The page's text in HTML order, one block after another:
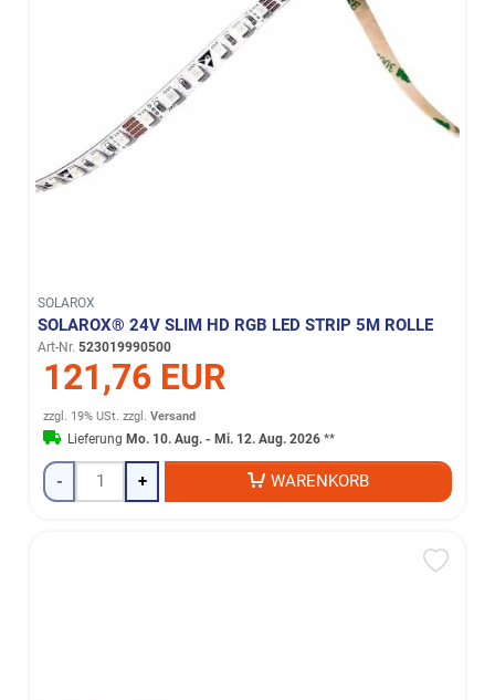
SOLAROX
SOLAROX® 24V SLIM HD RGB LED STRIP 5M ROLLE
Art-Nr. 523019990500
121,76 EUR
zzgl. 19% USt. zzgl.Versand
Lieferung Mo. 10. Aug. - Mi. 12. Aug. 2026 **
- + WARENKORB